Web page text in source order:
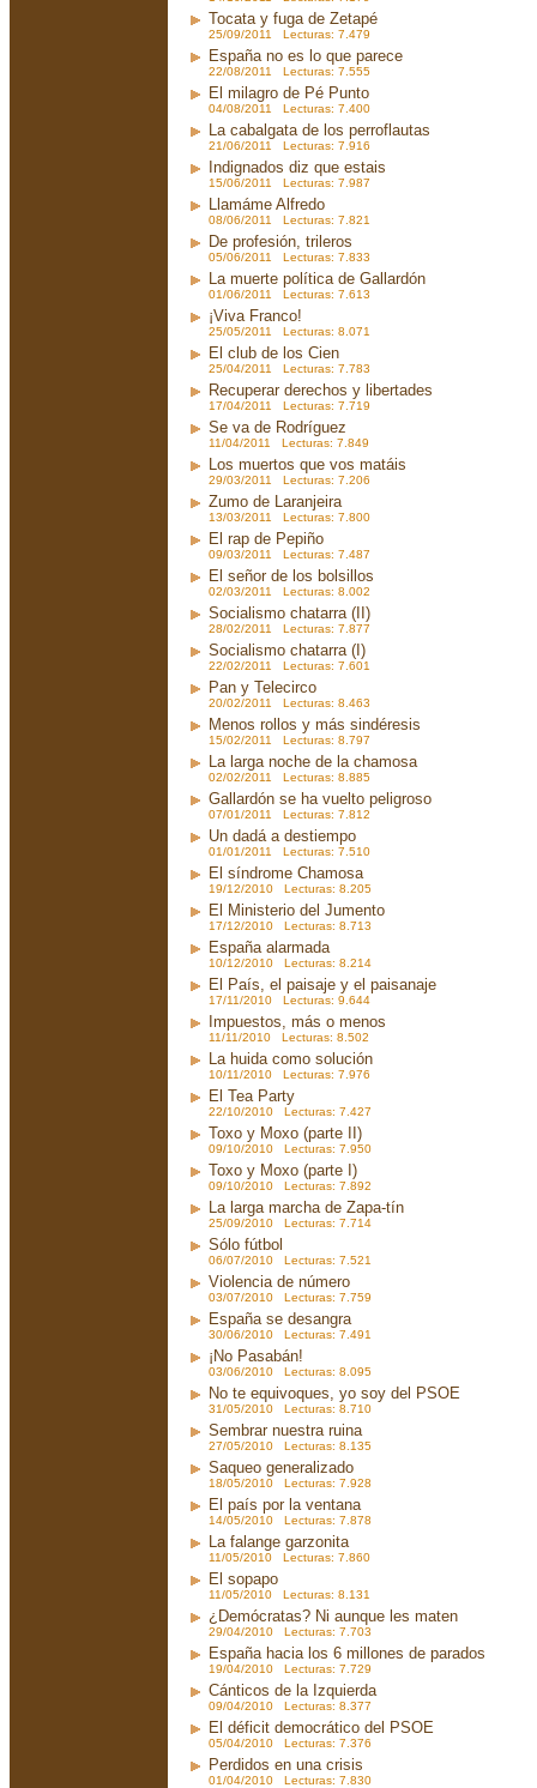
Tocata y fuga de Zetapé
25/09/2011 Lecturas: 7.479
España no es lo que parece
22/08/2011 Lecturas: 7.555
El milagro de Pé Punto
04/08/2011 Lecturas: 7.400
La cabalgata de los perroflautas
21/06/2011 Lecturas: 7.916
Indignados diz que estais
15/06/2011 Lecturas: 7.987
Llamáme Alfredo
08/06/2011 Lecturas: 7.821
De profesión, trileros
05/06/2011 Lecturas: 7.833
La muerte política de Gallardón
01/06/2011 Lecturas: 7.613
¡Viva Franco!
25/05/2011 Lecturas: 8.071
El club de los Cien
25/04/2011 Lecturas: 7.783
Recuperar derechos y libertades
17/04/2011 Lecturas: 7.719
Se va de Rodríguez
11/04/2011 Lecturas: 7.849
Los muertos que vos matáis
29/03/2011 Lecturas: 7.206
Zumo de Laranjeira
13/03/2011 Lecturas: 7.800
El rap de Pepiño
09/03/2011 Lecturas: 7.487
El señor de los bolsillos
02/03/2011 Lecturas: 8.002
Socialismo chatarra (II)
28/02/2011 Lecturas: 7.877
Socialismo chatarra (I)
22/02/2011 Lecturas: 7.601
Pan y Telecirco
20/02/2011 Lecturas: 8.463
Menos rollos y más sindéresis
15/02/2011 Lecturas: 8.797
La larga noche de la chamosa
02/02/2011 Lecturas: 8.885
Gallardón se ha vuelto peligroso
07/01/2011 Lecturas: 7.812
Un dadá a destiempo
01/01/2011 Lecturas: 7.510
El síndrome Chamosa
19/12/2010 Lecturas: 8.205
El Ministerio del Jumento
17/12/2010 Lecturas: 8.713
España alarmada
10/12/2010 Lecturas: 8.214
El País, el paisaje y el paisanaje
17/11/2010 Lecturas: 9.644
Impuestos, más o menos
11/11/2010 Lecturas: 8.502
La huida como solución
10/11/2010 Lecturas: 7.976
El Tea Party
22/10/2010 Lecturas: 7.427
Toxo y Moxo (parte II)
09/10/2010 Lecturas: 7.950
Toxo y Moxo (parte I)
09/10/2010 Lecturas: 7.892
La larga marcha de Zapa-tín
25/09/2010 Lecturas: 7.714
Sólo fútbol
06/07/2010 Lecturas: 7.521
Violencia de número
03/07/2010 Lecturas: 7.759
España se desangra
30/06/2010 Lecturas: 7.491
¡No Pasabán!
03/06/2010 Lecturas: 8.095
No te equivoques, yo soy del PSOE
31/05/2010 Lecturas: 8.710
Sembrar nuestra ruina
27/05/2010 Lecturas: 8.135
Saqueo generalizado
18/05/2010 Lecturas: 7.928
El país por la ventana
14/05/2010 Lecturas: 7.878
La falange garzonita
11/05/2010 Lecturas: 7.860
El sopapo
11/05/2010 Lecturas: 8.131
¿Demócratas? Ni aunque les maten
29/04/2010 Lecturas: 7.703
España hacia los 6 millones de parados
19/04/2010 Lecturas: 7.729
Cánticos de la Izquierda
09/04/2010 Lecturas: 8.377
El déficit democrático del PSOE
05/04/2010 Lecturas: 7.376
Perdidos en una crisis
01/04/2010 Lecturas: 7.830